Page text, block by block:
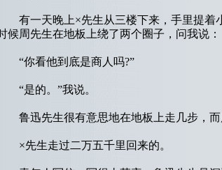
有一天晚上×先生从三楼下来，手里提着小
候周先生在地板上绕了两个圈子，问我说：
“你看他到底是商人吗?”
“是的。”我说。
鲁迅先生很有意思地在地板上走几步，而
×先生走过二万五千里回来的。